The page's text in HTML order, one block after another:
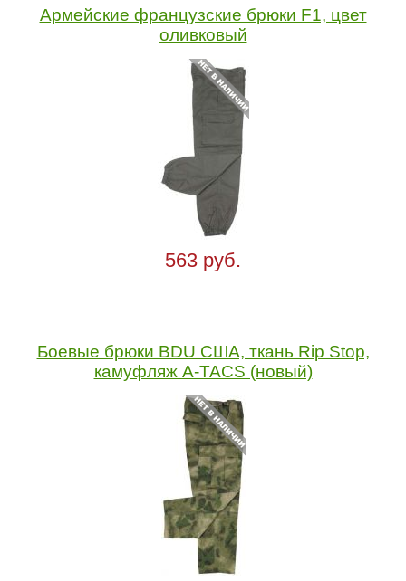
Армейские французские брюки F1, цвет
оливковый
563 руб.
Боевые брюки BDU США, ткань Rip Stop,
камуфляж A-TACS (новый)